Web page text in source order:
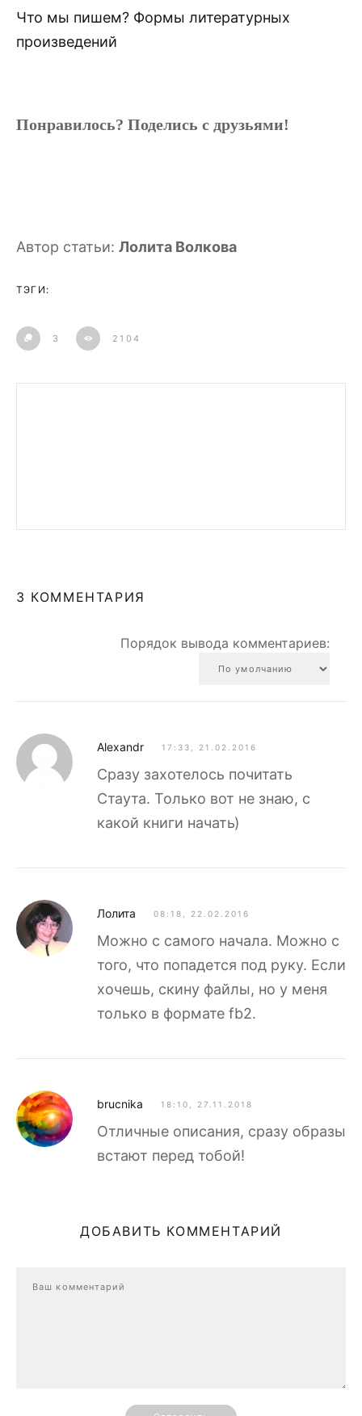
Что мы пишем? Формы литературных
произведений
Понравилось? Поделись с друзьями!
Автор статьи: Лолита Волкова
ТЭГИ:
3 2104
3 КОММЕНТАРИЯ
Порядок вывода комментариев:
Alexandr 17:33, 21.02.2016
Сразу захотелось почитать
Стаута. Только вот не знаю, с
какой книги начать)
Лолита 08:18, 22.02.2016
Можно с самого начала. Можно с
того, что попадется под руку. Если
хочешь, скину файлы, но у меня
только в формате fb2.
brucnika 18:10, 27.11.2018
Отличные описания, сразу образы
встают перед тобой!
ДОБАВИТЬ КОММЕНТАРИЙ